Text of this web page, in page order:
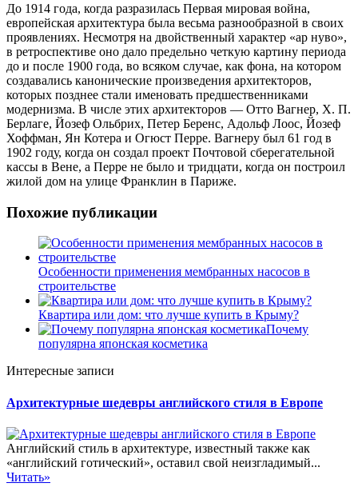
До 1914 года, когда разразилась Первая мировая война,
европейская архитектура была весьма разнообразной в своих
проявлениях. Несмотря на двойственный характер «ар нуво»,
в ретроспективе оно дало предельно четкую картину периода
до и после 1900 года, во всяком случае, как фона, на котором
создавались канонические произведения архитекторов,
которых позднее стали именовать предшественниками
модернизма. В числе этих архитекторов — Отто Вагнер, Х. П.
Берлаге, Йозеф Ольбрих, Петер Беренс, Адольф Лоос, Йозеф
Хоффман, Ян Котера и Огюст Перре. Вагнеру был 61 год в
1902 году, когда он создал проект Почтовой сберегательной
кассы в Вене, а Перре не было и тридцати, когда он построил
жилой дом на улице Франклин в Париже.
Похожие публикации
Особенности применения мембранных насосов в
строительстве
Квартира или дом: что лучше купить в Крыму?
Почему
популярна японская косметика
Интересные записи
Архитектурные шедевры английского стиля в Европе
Английский стиль в архитектуре, известный также как
«английский готический», оставил свой неизгладимый...
Читать»